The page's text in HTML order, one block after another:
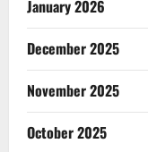
January 2026
December 2025
November 2025
October 2025